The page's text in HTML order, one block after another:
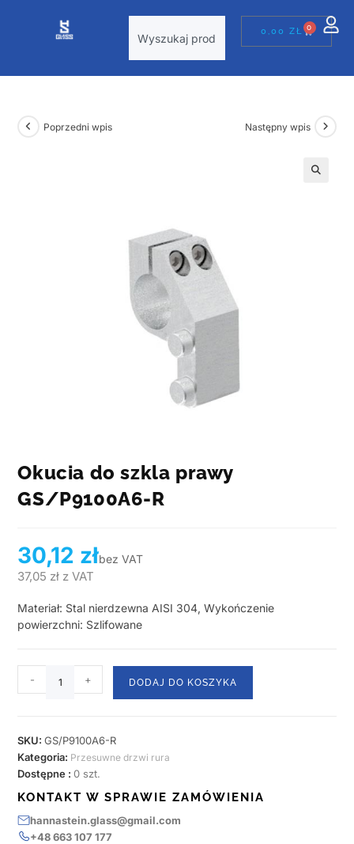
0,00ZŁ 0
Poprzedni wpis Następny wpis
Okucia do szkla prawy
GS/P9100A6-R
30,12 złbez VAT
37,05 zł z VAT
Materiał: Stal nierdzewna AISI 304, Wykończenie
powierzchni: Szlifowane
- + DODAJ DO KOSZYKA
SKU:GS/P9100A6-R
Kategoria: Przesuwne drzwi rura
Dostępne :0 szt.
KONTAKT W SPRAWIE ZAMÓWIENIA
hannastein.glass@gmail.com
+48 663 107 177